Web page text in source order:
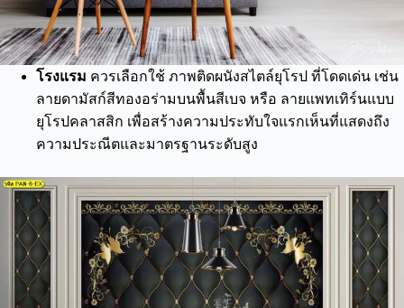
โรงแรม ควรเลือกใช้ ภาพติดผนังสไตล์ยุโรป ที่โดดเด่น เช่น
ลายดามัสก์สีทองอร่ามบนพื้นสีเบจ หรือ ลายแพทเทิร์นแบบ
ยุโรปคลาสสิก เพื่อสร้างความประทับใจแรกเห็นที่แสดงถึง
ความประณีตและมาตรฐานระดับสูง